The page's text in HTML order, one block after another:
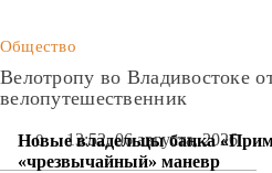
Общество
Велотропу во Владивостоке
велопутешественник
0 13:52, 06 августа, 2026
Новые владельцы банка
«чрезвычайный» маневр